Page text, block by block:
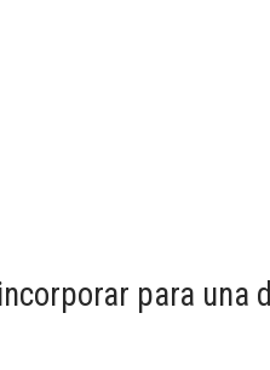
para una